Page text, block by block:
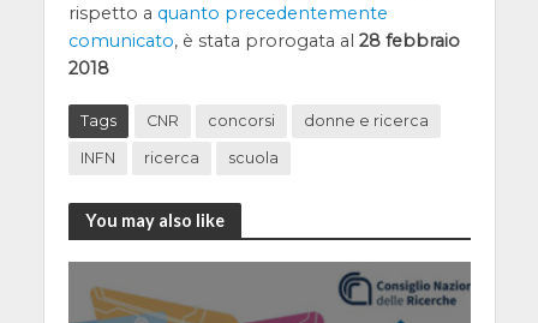
rispetto a quanto precedentemente
comunicato, è stata prorogata al 28 febbraio
2018
Tags CNR concorsi donne e ricerca
INFN ricerca scuola
You may also like